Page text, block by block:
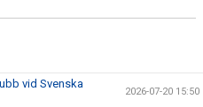
vid Svenska
2026-07-20 15:50